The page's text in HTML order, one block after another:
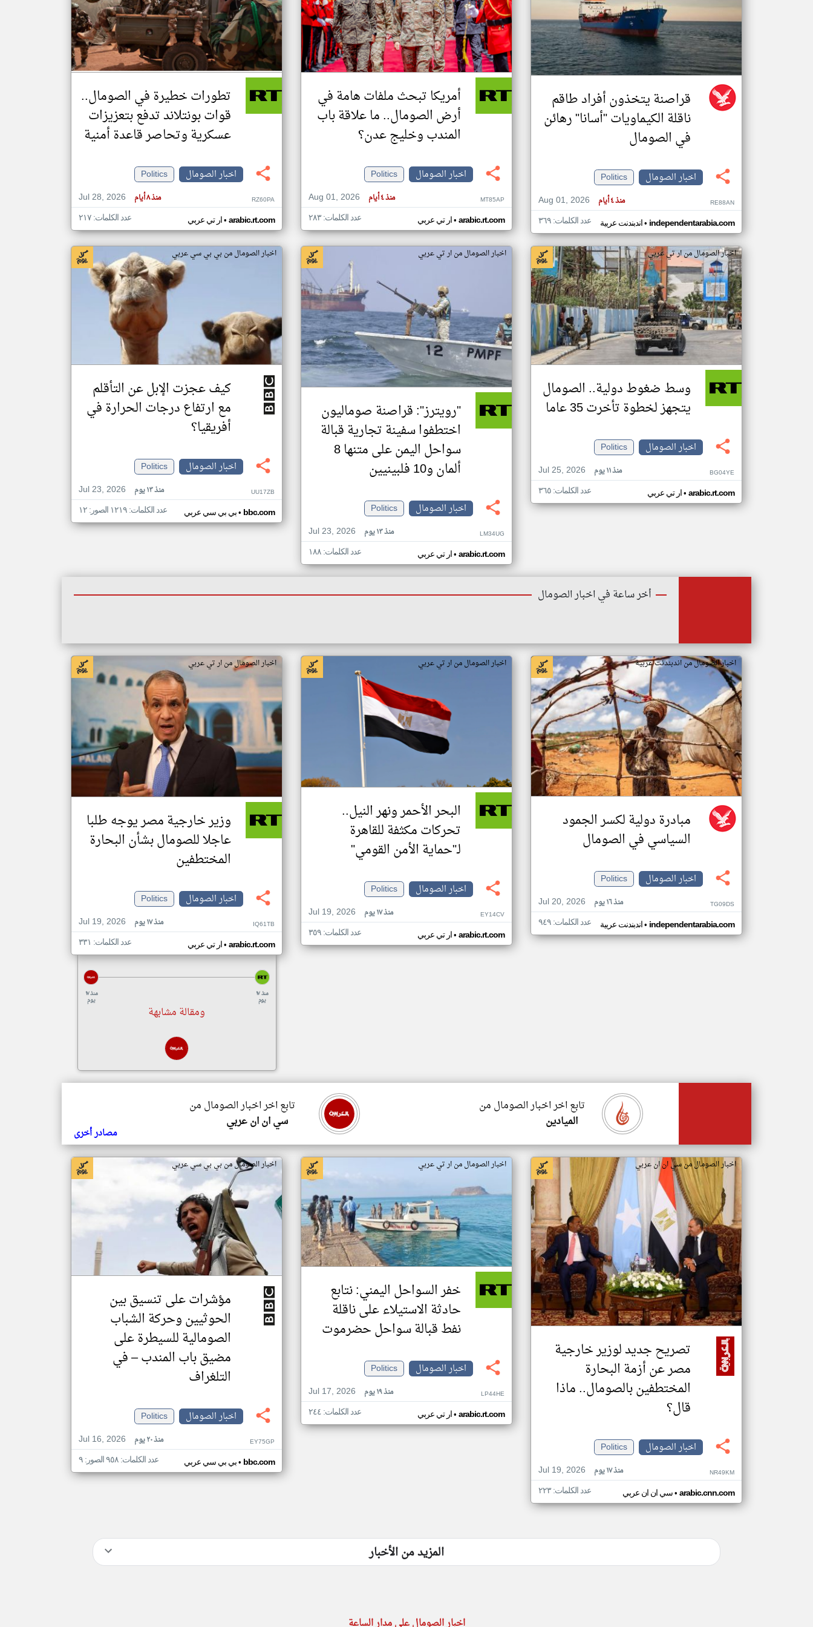
تغيير الدولة
مصادر الأخبار من الصومال
اخبار الصومال على مدار الساعة
أهم اخبار الصومال العاجلة والمباشرة
قراصنة يتخذون أفراد طاقم
ناقلة الكيماويات "أسانا" رهائن
في الصومال
اخبار الصومال
Politics
Aug 01, 2026
منذ ٤ أيام RE88AN
اندبندنت عربية• independentarabia.com عدد الكلمات: ٣٦٩
أمريكا تبحث ملفات هامة في
أرض الصومال.. ما علاقة باب
المندب وخليج عدن؟
اخبار الصومال
Politics
Aug 01, 2026
منذ ٤ أيام MT85AP
ار تي عربي• arabic.rt.com عدد الكلمات: ٢٨٣
تطورات خطيرة في الصومال..
قوات بونتلاند تدفع بتعزيزات
عسكرية وتحاصر قاعدة أمنية
اخبار الصومال
Politics
Jul 28, 2026
منذ ٨ أيام RZ60PA
ار تي عربي• arabic.rt.com عدد الكلمات: ٢١٧
اخبار الصومال من ار تي عربي
وسط ضغوط دولية.. الصومال
يتجهز لخطوة تأخرت 35 عاما
اخبار الصومال
Politics
Jul 25, 2026
منذ ١١ يوم BG04YE
ار تي عربي• arabic.rt.com عدد الكلمات: ٣٦٥
اخبار الصومال من ار تي عربي
"رويترز": قراصنة صوماليون
اختطفوا سفينة تجارية قبالة
سواحل اليمن على متنها 8
ألمان و10 فلبينيين
اخبار الصومال
Politics
Jul 23, 2026
منذ ١٣ يوم LM34UG
ار تي عربي• arabic.rt.com عدد الكلمات: ١٨٨
اخبار الصومال من بي بي سي عربي
كيف عجزت الإبل عن التأقلم
مع ارتفاع درجات الحرارة في
أفريقيا؟
اخبار الصومال
Politics
Jul 23, 2026
منذ ١٣ يوم UU17ZB
بي بي سي عربي• bbc.com عدد الكلمات: ١٢١٩ الصور: ١٢
أخر ساعة في اخبار الصومال
اخبار الصومال من اندبندنت عربية
مبادرة دولية لكسر الجمود
السياسي في الصومال
اخبار الصومال
Politics
Jul 20, 2026
منذ ١٦ يوم TG09DS
اندبندنت عربية• independentarabia.com عدد الكلمات: ٩٤٩
اخبار الصومال من ار تي عربي
البحر الأحمر ونهر النيل..
تحركات مكثفة للقاهرة
لـ"حماية الأمن القومي"
اخبار الصومال
Politics
Jul 19, 2026
منذ ١٧ يوم EY14CV
ار تي عربي• arabic.rt.com عدد الكلمات: ٣٥٩
اخبار الصومال من ار تي عربي
وزير خارجية مصر يوجه طلبا
عاجلا للصومال بشأن البحارة
المختطفين
اخبار الصومال
Politics
Jul 19, 2026
منذ ١٧ يوم IQ61TB
ار تي عربي• arabic.rt.com عدد الكلمات: ٣٣١
منذ ١٧
يوم
منذ ١٧
يوم
ومقالة مشابهة
تابع اخر اخبار الصومال من
سي ان ان عربي
تابع اخر اخبار الصومال من
الميادين
مصادر أخرى
اخبار الصومال من سي ان ان عربي
تصريح جديد لوزير خارجية
مصر عن أزمة البحارة
المختطفين بالصومال.. ماذا
قال؟
اخبار الصومال
Politics
Jul 19, 2026
منذ ١٧ يوم NR49KM
سي ان ان عربي• arabic.cnn.com عدد الكلمات: ٢٢٣
اخبار الصومال من ار تي عربي
خفر السواحل اليمني: نتابع
حادثة الاستيلاء على ناقلة
نفط قبالة سواحل حضرموت
اخبار الصومال
Politics
Jul 17, 2026
منذ ١٩ يوم LP44HE
ار تي عربي• arabic.rt.com عدد الكلمات: ٢٤٤
اخبار الصومال من بي بي سي عربي
مؤشرات على تنسيق بين
الحوثيين وحركة الشباب
الصومالية للسيطرة على
مضيق باب المندب – في
التلغراف
اخبار الصومال
Politics
Jul 16, 2026
منذ ٢٠ يوم EY75GP
بي بي سي عربي• bbc.com عدد الكلمات: ٩٥٨ الصور: ٩
المزيد من الأخبار
klyoum.com